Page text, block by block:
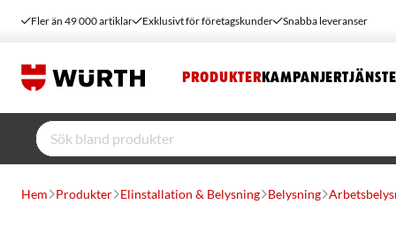
Fler än 49 000 artiklar Exklusivt för företagskunder Snabba leveranser
PRODUKTER KAMPANJER
Hem Produkter Elinstallation & Belysning Belysning